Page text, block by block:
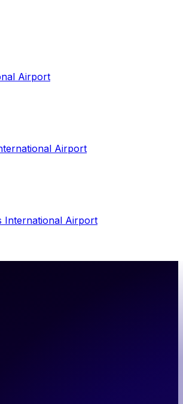
Airport
Airport
International Airport